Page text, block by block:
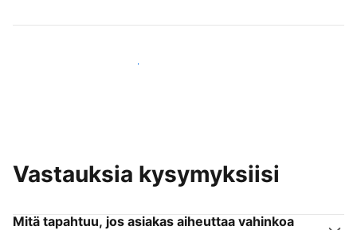
Liity kaltaistesi majoittajien joukkoon
Vastauksia kysymyksiisi
Mitä tapahtuu, jos asiakas aiheuttaa vahinkoa